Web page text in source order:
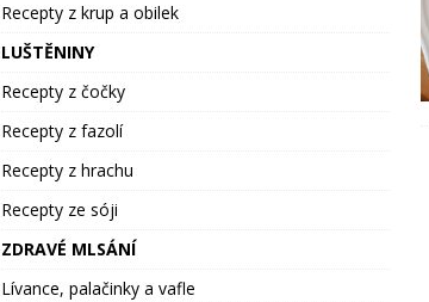
Recepty z krup a obilek
LUŠTĚNINY
Recepty z čočky
Recepty z fazolí
Recepty z hrachu
Recepty ze sóji
ZDRAVÉ MLSÁNÍ
Lívance, palačinky a vafle